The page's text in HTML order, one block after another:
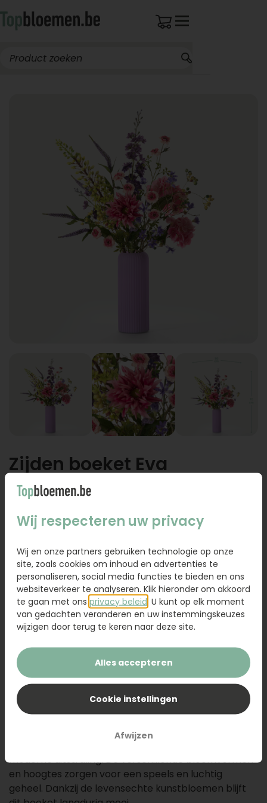
Zijden boeket Eva
Zijden boeket Eva
Kaartje toevoegen
Voeg een kaart toe met jouw persoonlijke tekst
1,50
Voeg toe aan uw winkelwagen
Omschrijving
De zachte roze tinten, paarse accenten en volle
hortensia geven zijden boeket Eva een frisse en
moderne uitstraling. De verschillende bloemvormen
en hoogtes zorgen voor een speels en luchtig
geheel. Dankzij de levensechte kunstbloemen blijft
Wij respecteren uw privacy
Wij en onze partners gebruiken technologie op onze
site, zoals cookies om inhoud en advertenties te
personaliseren, social media functies te bieden en ons
websiteverkeer te analyseren. Klik hieronder om akkoord
te gaan met ons privacy beleid . U kunt op elk moment
van gedachten veranderen en uw instemmingskeuzes
wijzigen door terug te keren naar deze site.
Alles accepteren
Cookie instellingen
Afwijzen